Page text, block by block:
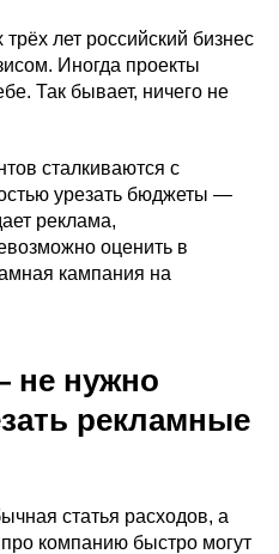
лет российский бизнес
Иногда проекты
Так бывает, ничего не
сталкиваются с
урезать бюджеты —
реклама,
оценить в
кампания на
не нужно
рекламные
статья расходов, а
компанию быстро могут